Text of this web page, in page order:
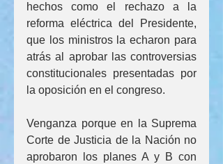
hechos como el rechazo a la
reforma eléctrica del Presidente,
que los ministros la echaron para
atrás al aprobar las controversias
constitucionales presentadas por
la oposición en el congreso.
Venganza porque en la Suprema
Corte de Justicia de la Nación no
aprobaron los planes A y B con